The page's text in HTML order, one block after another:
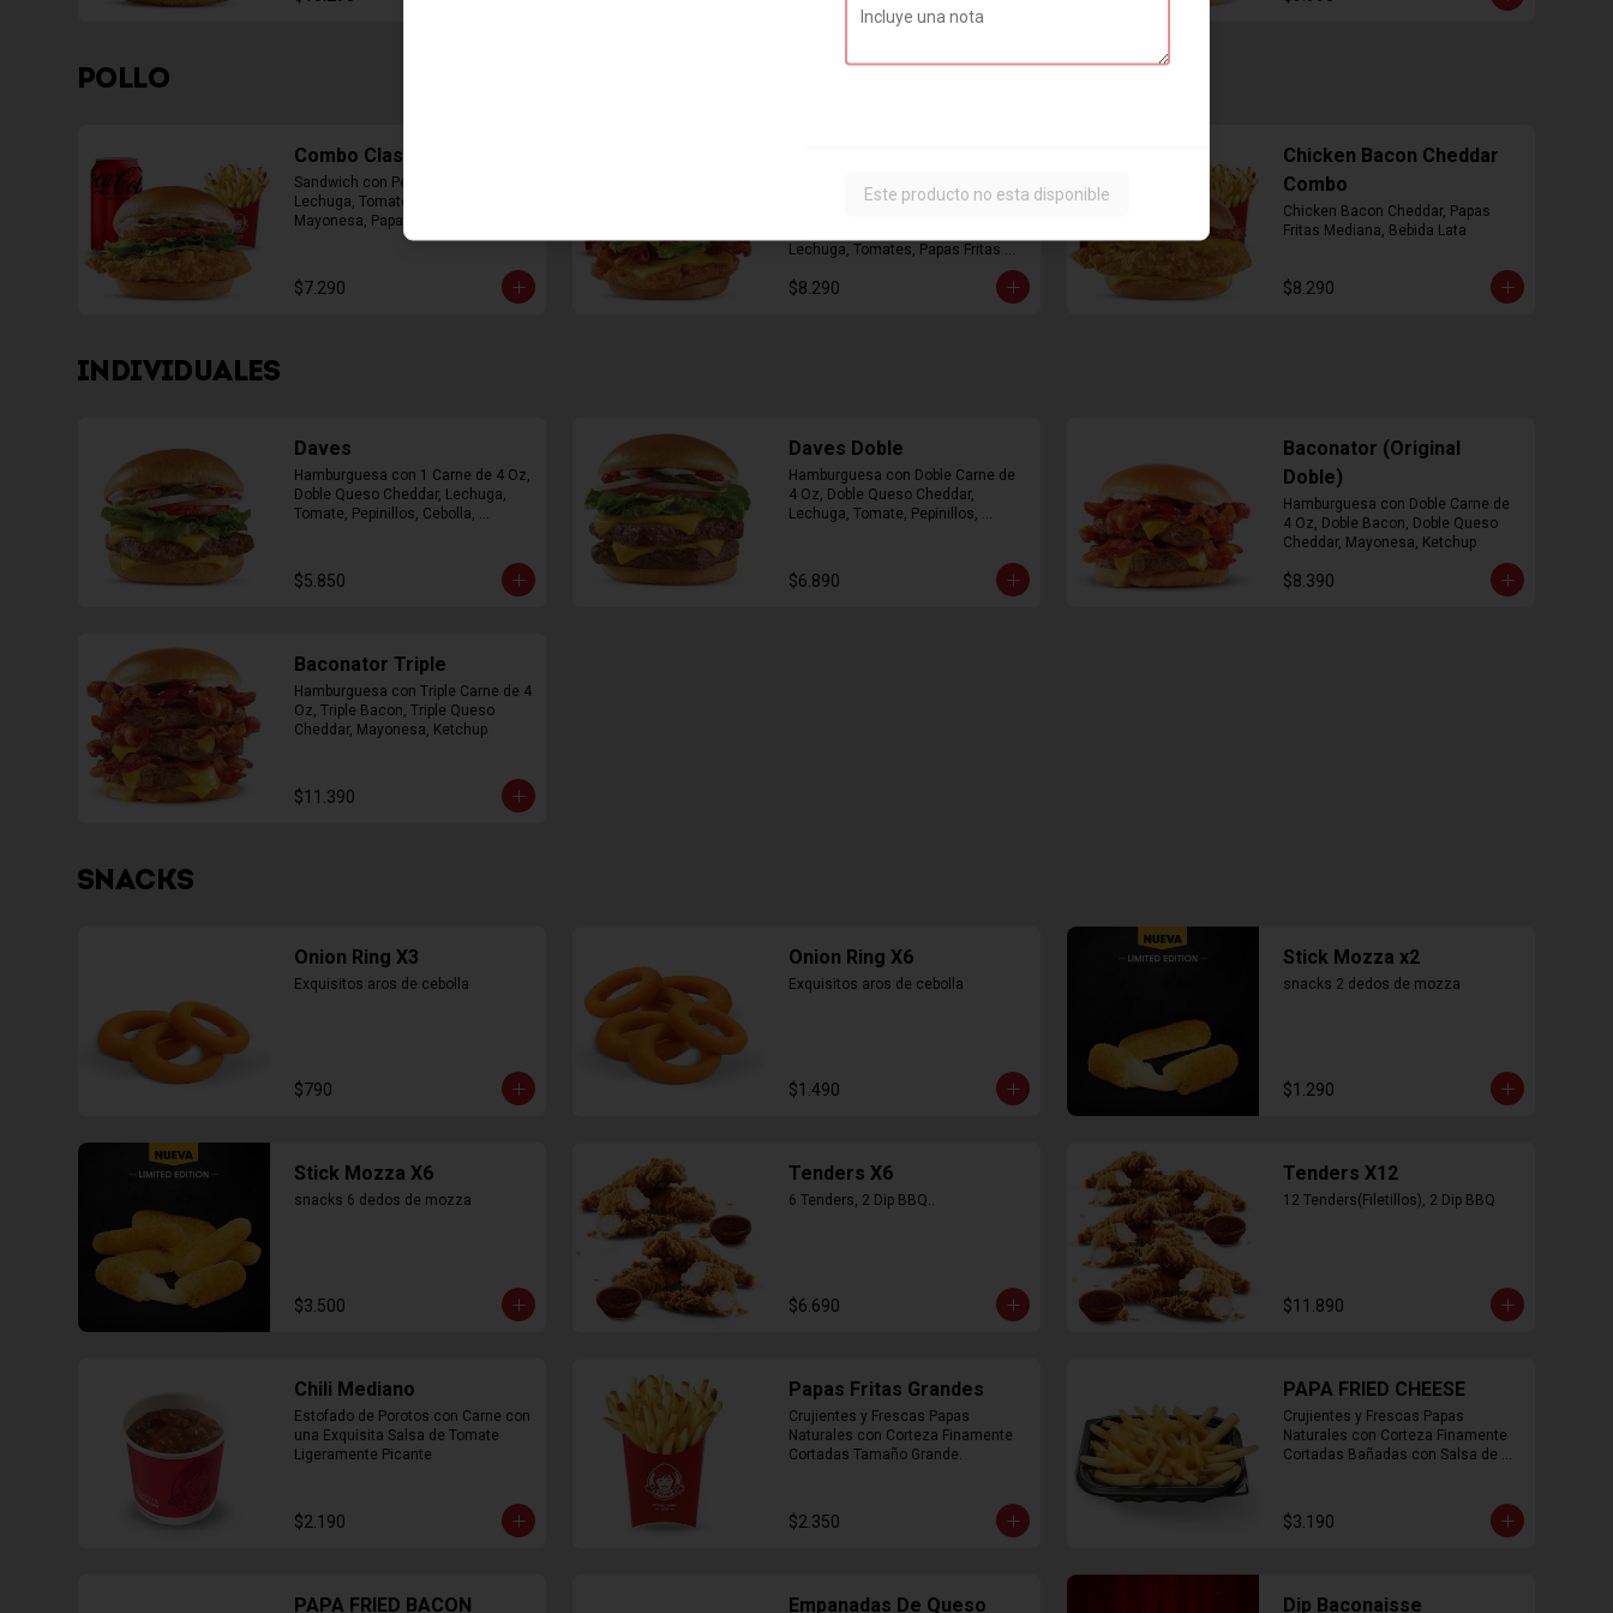
POLLO
Combo Classic Chicken
Sandwich con Pechuga Apanada,
Lechuga, Tomate, Pepinillos y
Mayonesa, Papas Fritas Mediana,
$7.290
Lechuga, Tomates, Papas Fritas
$8.290
Chicken Bacon Cheddar
Combo
Chicken Bacon Cheddar, Papas
Fritas Mediana, Bebida Lata
$8.290
INDIVIDUALES
Daves
Hamburguesa con 1 Carne de 4 Oz,
Doble Queso Cheddar, Lechuga,
Tomate, Pepinillos, Cebolla,
$5.850
Daves Doble
Hamburguesa con Doble Carne de
4 Oz, Doble Queso Cheddar,
Lechuga, Tomate, Pepinillos,
$6.890
Baconator (Original
Doble)
Hamburguesa con Doble Carne de
4 Oz, Doble Bacon, Doble Queso
Cheddar, Mayonesa, Ketchup
$8.390
Baconator Triple
Hamburguesa con Triple Carne de 4
Oz, Triple Bacon, Triple Queso
Cheddar, Mayonesa, Ketchup
$11.390
SNACKS
Onion Ring X3
Exquisitos aros de cebolla
$790
Onion Ring X6
Exquisitos aros de cebolla
$1.490
Stick Mozza x2
snacks 2 dedos de mozza
$1.290
Stick Mozza X6
snacks 6 dedos de mozza
$3.500
Tenders X6
6 Tenders, 2 Dip BBQ..
$6.690
Tenders X12
12 Tenders(Filetillos), 2 Dip BBQ
$11.890
Chili Mediano
Estofado de Porotos con Carne con
una Exquisita Salsa de Tomate
Ligeramente Picante
$2.190
Papas Fritas Grandes
Crujientes y Frescas Papas
Naturales con Corteza Finamente
Cortadas Tamaño Grande.
$2.350
PAPA FRIED CHEESE
Crujientes y Frescas Papas
Naturales con Corteza Finamente
Cortadas Bañadas con Salsa de
$3.190
PAPA FRIED BACON Empanadas De Queso Dip Baconaisse
Este producto no esta disponible